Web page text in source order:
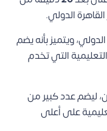
الدولي.
ويتميز بأنه يضم
التي تخدم
ليضم عدد كبير من
على أعلى